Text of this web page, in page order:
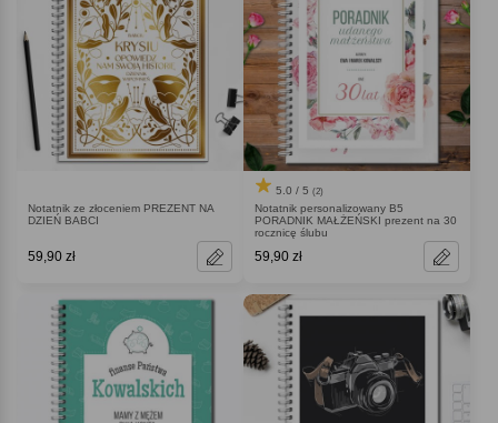
Notatnik ze złoceniem PREZENT NA
DZIEŃ BABCI
59,90 zł
5.0 / 5 (2)
Notatnik personalizowany B5
PORADNIK MAŁŻEŃSKI prezent na 30
rocznicę ślubu
59,90 zł